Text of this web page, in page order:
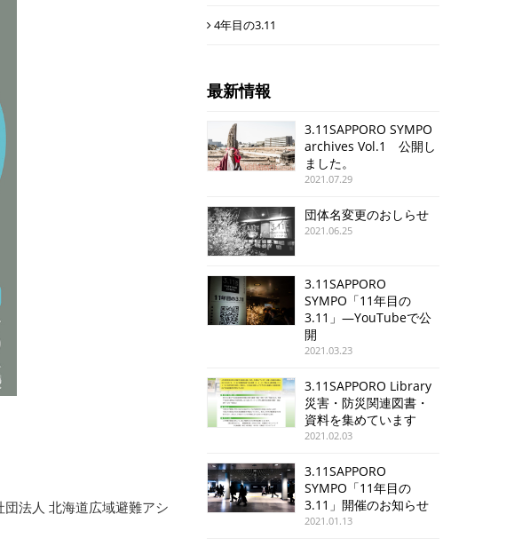
法人 北海道広域避難アシ
4年目の3.11
最新情報
3.11SAPPORO SYMPO
archives Vol.1 公開し
ました。
2021.07.29
団体名変更のおしらせ
2021.06.25
3.11SAPPORO
SYMPO「11年目の
3.11」—YouTubeで公
開
2021.03.23
3.11SAPPORO Library
災害・防災関連図書・
資料を集めています
2021.02.03
3.11SAPPORO
SYMPO「11年目の
3.11」開催のお知らせ
2021.01.13